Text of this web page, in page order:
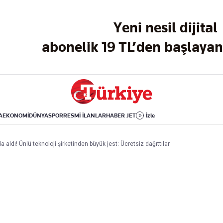
Yeni nesil dijital
abonelik 19 TL’den
EKONOMİDÜNYASPORRESMİ İLANLARHABER JET İzle
Amerika
İsrail-Gazze
Yemek
Aktüel
Sinema
Kitap
aldı! Ünlü teknoloji şirketinden büyük jest: Ücretsiz dağıttılar